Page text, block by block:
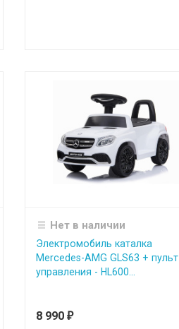
Нет в наличии
Электромобиль каталка
Mercedes-AMG GLS63 + пульт
управления - HL600...
8 990 ₽